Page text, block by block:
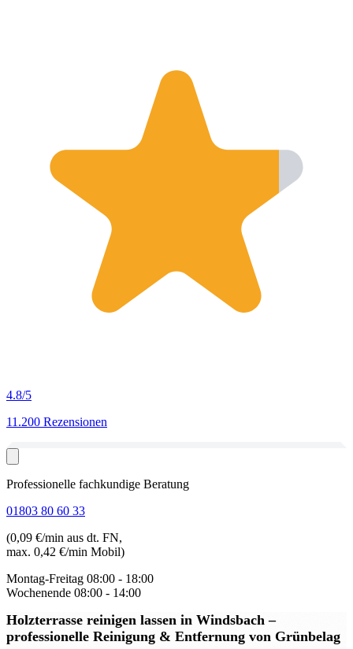
4.8/5
11.200 Rezensionen
Professionelle fachkundige Beratung
01803 80 60 33
(0,09 €/min aus dt. FN,
max. 0,42 €/min Mobil)
Montag-Freitag 08:00 - 18:00
Wochenende 08:00 - 14:00
Holzterrasse reinigen lassen in Windsbach–
professionelle Reinigung & Entfernung von Grünbelag